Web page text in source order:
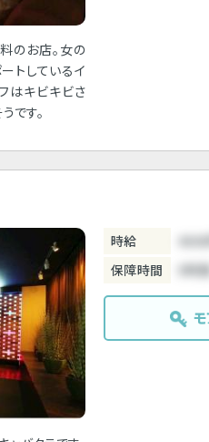
のお店。女の
トしているイ
はキビキビさ
です。
時給 4000
保障時間
5時間